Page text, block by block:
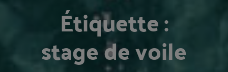
Étiquette :
stage de voile